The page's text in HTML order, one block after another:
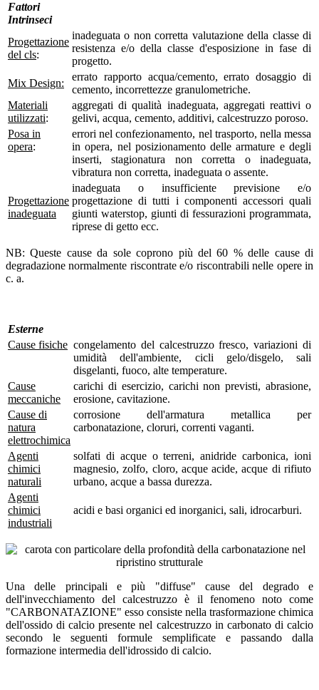
Fattori
Intrinseci
Progettazione
del cls:
inadeguata o non corretta valutazione della classe di
resistenza e/o della classe d'esposizione in fase di
progetto.
Mix Design:
errato rapporto acqua/cemento, errato dosaggio di
cemento, incorrettezze granulometriche.
Materiali
utilizzati:
aggregati di qualità inadeguata, aggregati reattivi o
gelivi, acqua, cemento, additivi, calcestruzzo poroso.
Posa in
opera:
errori nel confezionamento, nel trasporto, nella messa
in opera, nel posizionamento delle armature e degli
inserti, stagionatura non corretta o inadeguata,
vibratura non corretta, inadeguata o assente.
Progettazione
inadeguata
inadeguata o insufficiente previsione e/o
progettazione di tutti i componenti accessori quali
giunti waterstop, giunti di fessurazioni programmata,
riprese di getto ecc.
NB: Queste cause da sole coprono più del 60 % delle cause di
degradazione normalmente riscontrate e/o riscontrabili nelle opere in
c. a.
Esterne
Cause fisiche congelamento del calcestruzzo fresco, variazioni di
umidità dell'ambiente, cicli gelo/disgelo, sali
disgelanti, fuoco, alte temperature.
Cause
meccaniche
carichi di esercizio, carichi non previsti, abrasione,
erosione, cavitazione.
Cause di
natura
elettrochimica
corrosione dell'armatura metallica per
carbonatazione, cloruri, correnti vaganti.
Agenti
chimici
naturali
solfati di acque o terreni, anidride carbonica, ioni
magnesio, zolfo, cloro, acque acide, acque di rifiuto
urbano, acque a bassa durezza.
Agenti
chimici
industriali
acidi e basi organici ed inorganici, sali, idrocarburi.
Una delle principali e più "diffuse" cause del degrado e
dell'invecchiamento del calcestruzzo è il fenomeno noto come
"CARBONATAZIONE" esso consiste nella trasformazione chimica
dell'ossido di calcio presente nel calcestruzzo in carbonato di calcio
secondo le seguenti formule semplificate e passando dalla
formazione intermedia dell'idrossido di calcio.